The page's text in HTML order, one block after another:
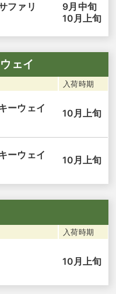
ファリ
9月中旬
10月上旬
ェイ
入荷時期
ーウェイ
10月上旬
ーウェイ
10月上旬
入荷時期
10月上旬